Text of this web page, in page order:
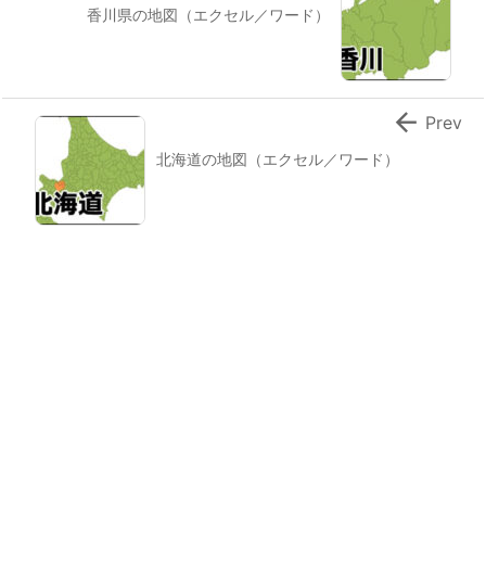
香川県の地図（エクセル／ワード）
北海道の地図（エクセル／ワード）
 Prev